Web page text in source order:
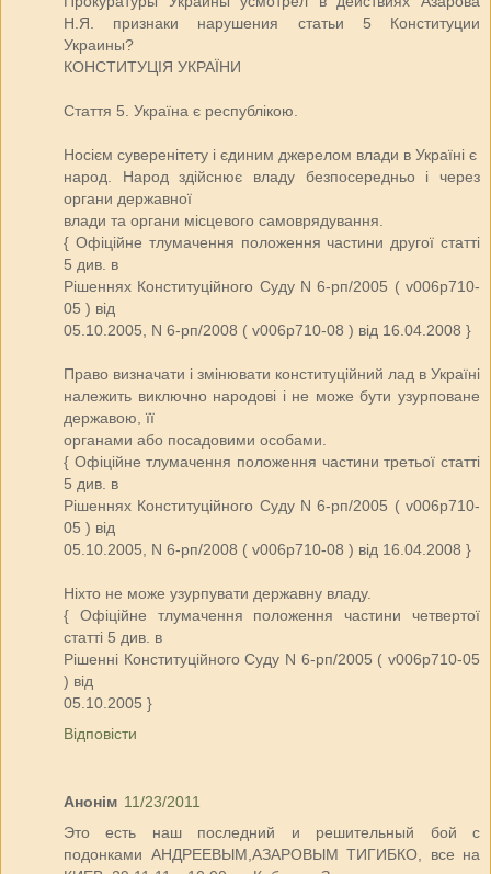
Н.Я. признаки нарушения статьи 5 Конституции
Украины?
КОНСТИТУЦІЯ УКРАЇНИ
Стаття 5. Україна є республікою.
Носієм суверенітету і єдиним джерелом влади в Україні є
народ. Народ здійснює владу безпосередньо і через
органи державної
влади та органи місцевого самоврядування.
{ Офіційне тлумачення положення частини другої статті
5 див. в
Рішеннях Конституційного Суду N 6-рп/2005 ( v006p710-
05 ) від
05.10.2005, N 6-рп/2008 ( v006p710-08 ) від 16.04.2008 }
Право визначати і змінювати конституційний лад в Україні
належить виключно народові і не може бути узурповане
державою, її
органами або посадовими особами.
{ Офіційне тлумачення положення частини третьої статті
5 див. в
Рішеннях Конституційного Суду N 6-рп/2005 ( v006p710-
05 ) від
05.10.2005, N 6-рп/2008 ( v006p710-08 ) від 16.04.2008 }
Ніхто не може узурпувати державну владу.
{ Офіційне тлумачення положення частини четвертої
статті 5 див. в
Рішенні Конституційного Суду N 6-рп/2005 ( v006p710-05
) від
05.10.2005 }
Відповісти
Анонім 11/23/2011
Это есть наш последний и решительный бой с
подонками АНДРЕЕВЫМ,АЗАРОВЫМ ТИГИБКО, все на